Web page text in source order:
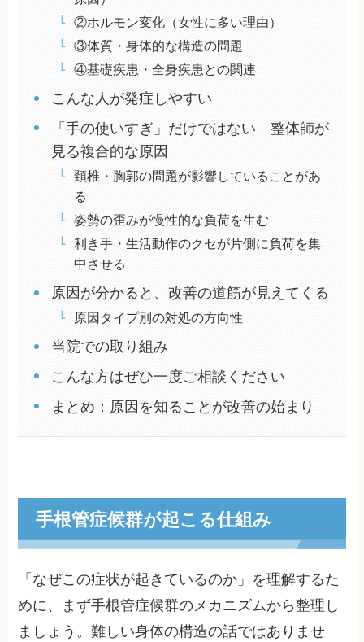
②ホルモン変化（女性に多い理由）
③体質・身体的な構造の問題
④基礎疾患・全身疾患との関連
こんな人が発症しやすい
「手の使いすぎ」だけではない 整体師が
見る複合的な原因
頚椎・胸郭の問題が影響していることがあ
る
姿勢の歪みが慢性的な負荷を生む
利き手・生活動作のクセが片側に負荷を集
中させる
原因が分かると、改善の道筋が見えてくる
原因タイプ別の対処の方向性
当院での取り組み
こんな方はぜひ一度ご相談ください
まとめ：原因を知ることが改善の始まり
手根管症候群が起こる仕組み
「なぜこの症状が起きているのか」を理解するた
めに、まず手根管症候群のメカニズムから整理し
ましょう。難しい身体の構造の話ではありませ